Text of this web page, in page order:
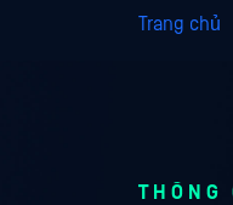
Trang chủ
THÔNG